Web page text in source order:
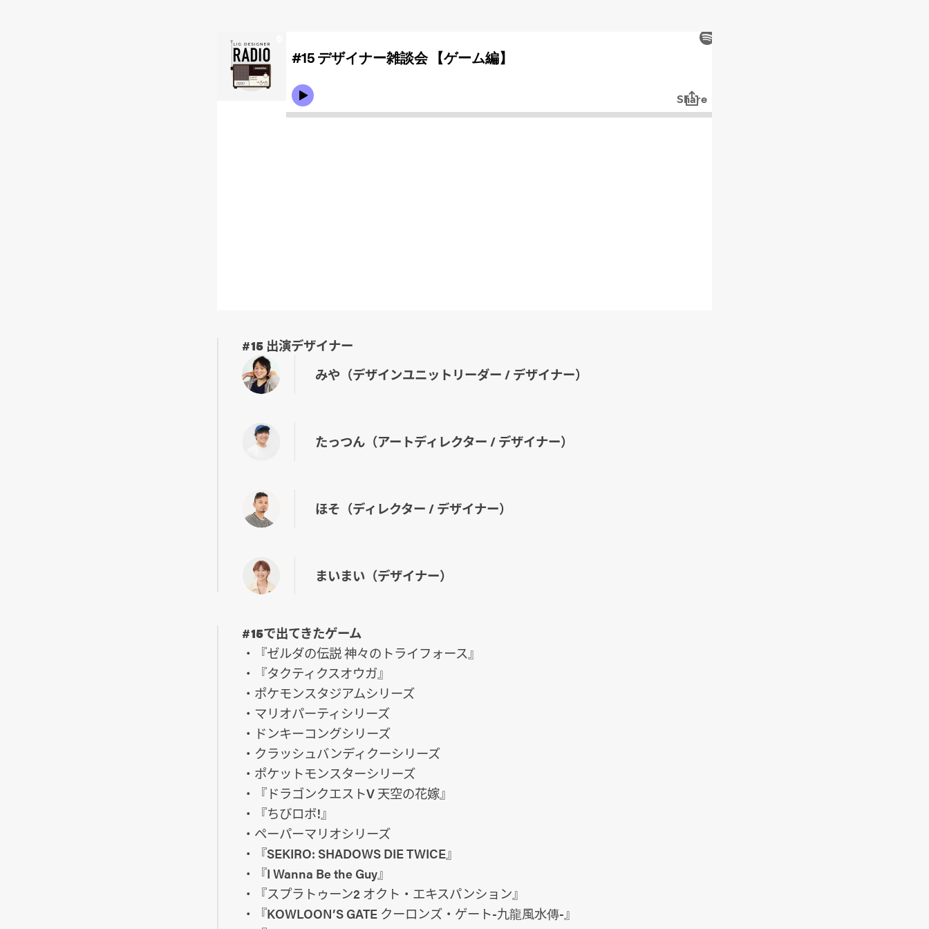
#15 出演デザイナー
みや（デザインユニットリーダー / デザイナー）
たっつん（アートディレクター / デザイナー）
ほそ（ディレクター / デザイナー）
まいまい（デザイナー）
#15で出てきたゲーム
・『ゼルダの伝説 神々のトライフォース』
・『タクティクスオウガ』
・ポケモンスタジアムシリーズ
・マリオパーティシリーズ
・ドンキーコングシリーズ
・クラッシュバンディクーシリーズ
・ポケットモンスターシリーズ
・『ドラゴンクエストV 天空の花嫁』
・『ちびロボ!』
・ペーパーマリオシリーズ
・『SEKIRO: SHADOWS DIE TWICE』
・『I Wanna Be the Guy』
・『スプラトゥーン2 オクト・エキスパンション』
・『KOWLOON’S GATE クーロンズ・ゲート-九龍風水傳-』